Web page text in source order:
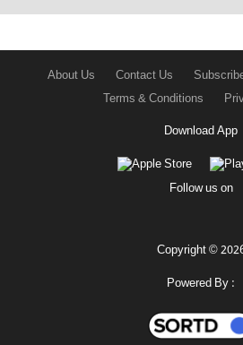
About Us Contact Us
Terms & Conditions
Download App
Follow us on
Copyright ©
Powered By :